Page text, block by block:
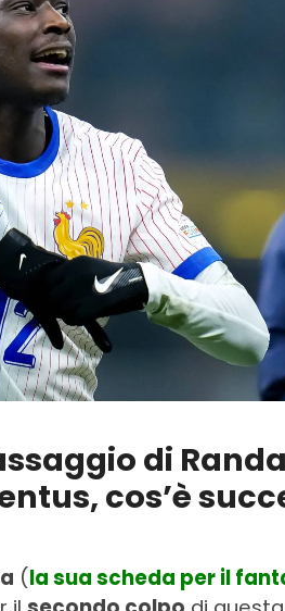
di
cos’è
(la sua scheda per il